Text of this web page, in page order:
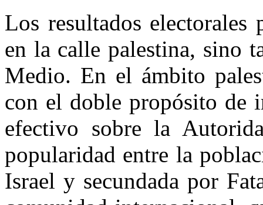
Los resultados
en la calle palestina, sino
Medio. En el ámbito
con el doble propósito de
efectivo sobre la
popularidad entre la
Israel y secundada por